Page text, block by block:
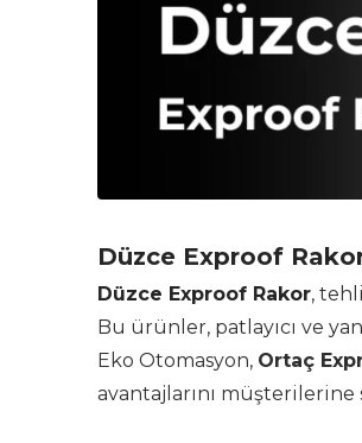
Düzce Exproof
Düzce Exproof Rakor,
Bu ürünler, patlayıcı ve
Eko Otomasyon, Ortaç
avantajlarını müşterilerine